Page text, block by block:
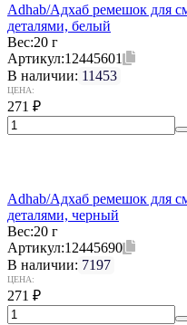
Adhab/Адхаб ремешок для
деталями, белый
Вес:20 г
Артикул:12445601
В наличии: 11453
ЦЕНА:
271 ₽
Adhab/Адхаб ремешок для
деталями, черный
Вес:20 г
Артикул:12445690
В наличии: 7197
ЦЕНА:
271 ₽